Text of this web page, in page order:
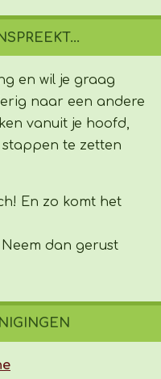
en wil je graag
naar een andere
vanuit je hoofd,
te zetten
En zo komt het
dan gerust